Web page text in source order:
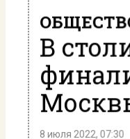
В
8 июля 2022, 07:30